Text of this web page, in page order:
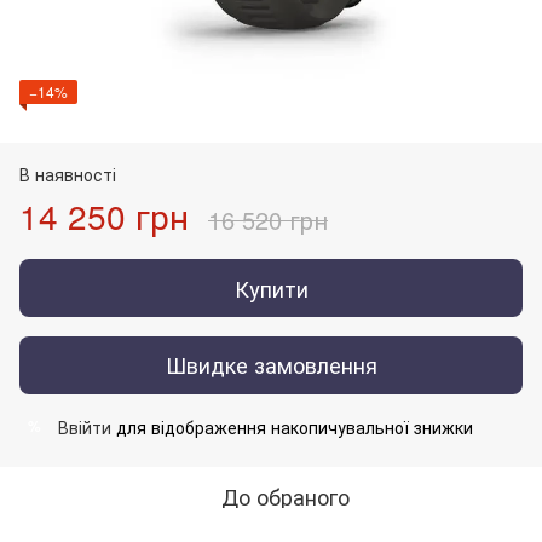
−14%
В наявності
14 250 грн 16 520 грн
Купити
Швидке замовлення
Ввійти для відображення накопичувальної знижки
До обраного